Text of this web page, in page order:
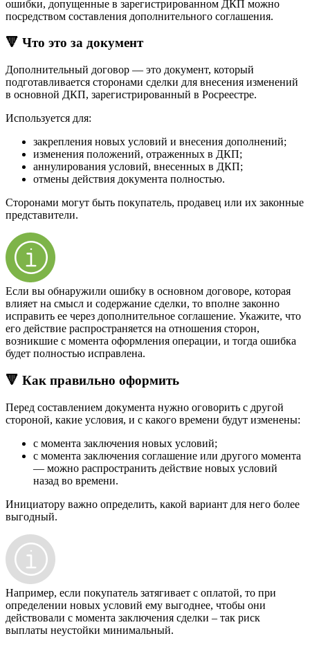
ошибки, допущенные в зарегистрированном ДКП можно
посредством составления дополнительного соглашения.
🔻 Что это за документ
Дополнительный договор — это документ, который
подготавливается сторонами сделки для внесения изменений
в основной ДКП, зарегистрированный в Росреестре.
Используется для:
закрепления новых условий и внесения дополнений;
изменения положений, отраженных в ДКП;
аннулирования условий, внесенных в ДКП;
отмены действия документа полностью.
Сторонами могут быть покупатель, продавец или их законные
представители.
Если вы обнаружили ошибку в основном договоре, которая
влияет на смысл и содержание сделки, то вполне законно
исправить ее через дополнительное соглашение. Укажите, что
его действие распространяется на отношения сторон,
возникшие с момента оформления операции, и тогда ошибка
будет полностью исправлена.
🔻 Как правильно оформить
Перед составлением документа нужно оговорить с другой
стороной, какие условия, и с какого времени будут изменены:
с момента заключения новых условий;
с момента заключения соглашение или другого момента
— можно распространить действие новых условий
назад во времени.
Инициатору важно определить, какой вариант для него более
выгодный.
Например, если покупатель затягивает с оплатой, то при
определении новых условий ему выгоднее, чтобы они
действовали с момента заключения сделки – так риск
выплаты неустойки минимальный.